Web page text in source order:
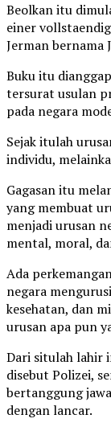
Beolkan itu
einer
Jerman bernama
Buku itu
tersurat usulan
pada negara
Sejak itulah
individu,
Gagasan itu
yang membuat
menjadi urusan
mental, moral,
Ada
negara
kesehatan, dan
urusan apa pun
Dari situlah lahir
disebut Polizei,
bertanggung
dengan lancar.